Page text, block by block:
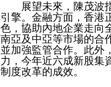
展望未來，陳茂波指
引擎。金融方面，香港
色，協助內地企業走向
南亞及中亞等市場的合
並加強監管合作。此外
力，今年近六成新股集
制度改革的成效。